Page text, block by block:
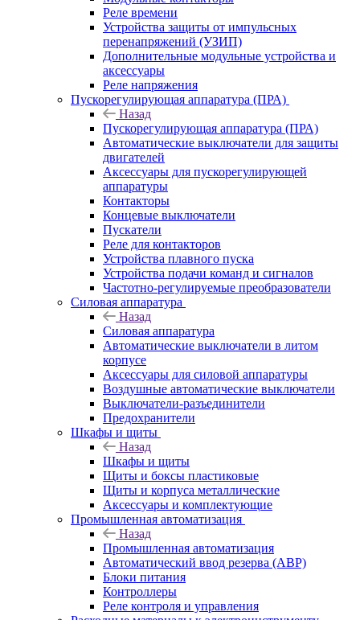
Реле времени
Устройства защиты от импульсных
перенапряжений (УЗИП)
Дополнительные модульные устройства и
аксессуары
Реле напряжения
Пускорегулирующая аппаратура (ПРА)
Назад
Пускорегулирующая аппаратура (ПРА)
Автоматические выключатели для защиты
двигателей
Аксессуары для пускорегулирующей
аппаратуры
Контакторы
Концевые выключатели
Пускатели
Реле для контакторов
Устройства плавного пуска
Устройства подачи команд и сигналов
Частотно-регулируемые преобразователи
Силовая аппаратура
Назад
Силовая аппаратура
Автоматические выключатели в литом
корпусе
Аксессуары для силовой аппаратуры
Воздушные автоматические выключатели
Выключатели-разъединители
Предохранители
Шкафы и щиты
Назад
Шкафы и щиты
Щиты и боксы пластиковые
Щиты и корпуса металлические
Аксессуары и комплектующие
Промышленная автоматизация
Назад
Промышленная автоматизация
Автоматический ввод резерва (АВР)
Блоки питания
Контроллеры
Реле контроля и управления